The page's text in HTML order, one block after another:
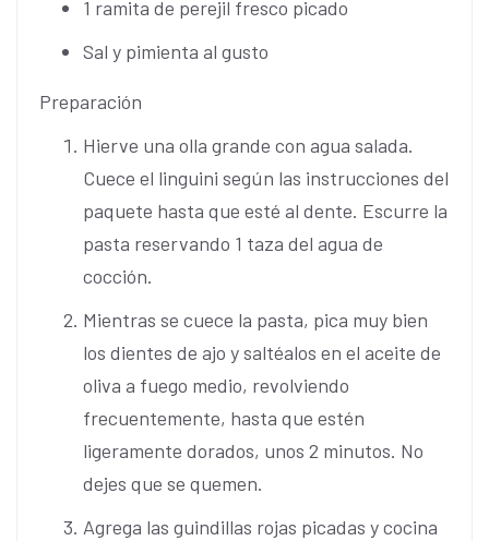
1 ramita de perejil fresco picado
Sal y pimienta al gusto
Preparación
Hierve una olla grande con agua salada.
Cuece el linguini según las instrucciones del
paquete hasta que esté al dente. Escurre la
pasta reservando 1 taza del agua de
cocción.
Mientras se cuece la pasta, pica muy bien
los dientes de ajo y saltéalos en el aceite de
oliva a fuego medio, revolviendo
frecuentemente, hasta que estén
ligeramente dorados, unos 2 minutos. No
dejes que se quemen.
Agrega las guindillas rojas picadas y cocina